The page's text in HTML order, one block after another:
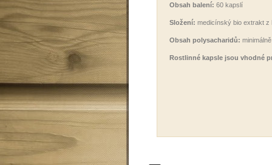
Obsah balení: 60 kapslí
Složení: medicínský bio extrakt z
Obsah polysacharidů:
Rostlinné kapsle jsou vhodné